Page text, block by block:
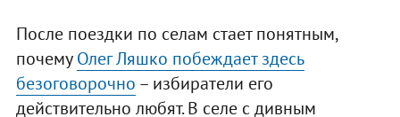
После поездки по селам стает понятным,
почемуОлег Ляшко побеждает здесь
безоговорочно – избиратели его
действительно любят. В селе с дивным